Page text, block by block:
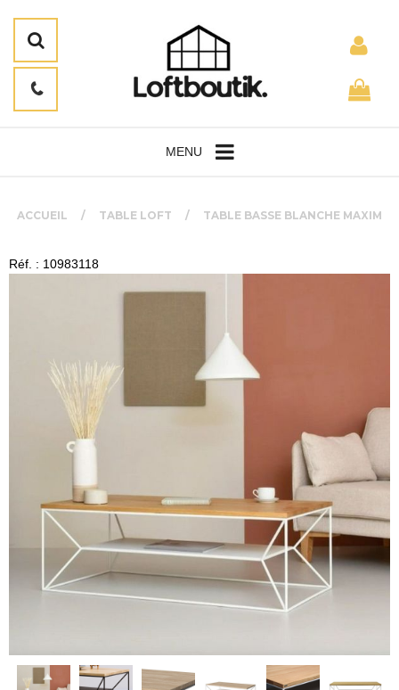
MENU
ACCUEIL TABLE LOFT TABLE BASSE BLANCHE MAXIM
Réf. : 10983118